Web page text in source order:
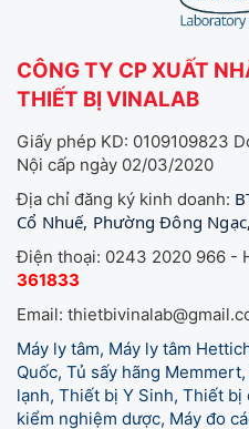
CÔNG TY CP XUẤT
THIẾT BỊ VINALAB
Giấy phép KD: 0109109823
Nội cấp ngày 02/03/2020
Địa chỉ đăng ký kinh doanh:
Cổ Nhuế, Phường Đông
Điện thoại: 0243 2020 966 -
361833
Email:
Máy ly tâm, Máy ly tâm
Quốc, Tủ sấy hãng
lạnh, Thiết bị Y Sinh, Thiết
kiểm nghiệm dược, Máy đo